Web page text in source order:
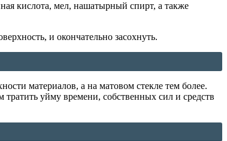
кислота, мел, нашатырный спирт, а также
и окончательно засохнуть.
материалов, а на матовом стекле тем более.
уйму времени, собственных сил и средств